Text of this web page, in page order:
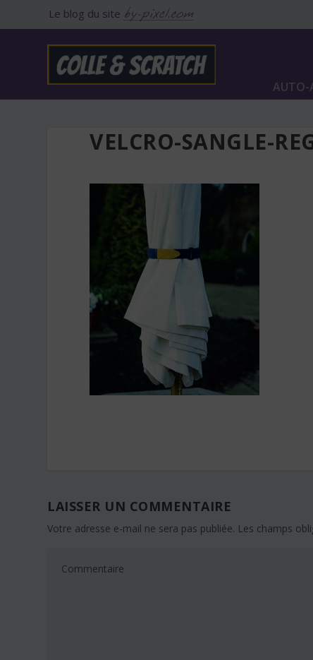
Le blog du site
AUTO-
VELCRO-SANGLE-
LAISSER UN COMMENTAIRE
Votre adresse e-mail ne sera pas publiée. Les champs